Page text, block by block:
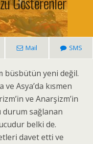
Mail SMS
büsbütün yeni değil.
ve Asya’da kısmen
ve Anarşizm’in
sağlanan
belki de.
davet etti ve